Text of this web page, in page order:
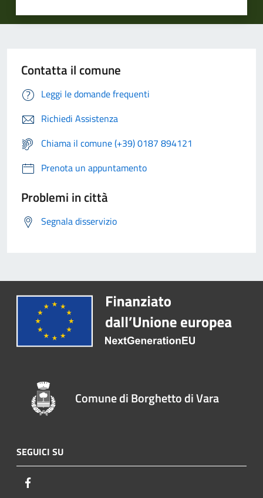
Contatta il comune
Leggi le domande frequenti
Richiedi Assistenza
Chiama il comune (+39) 0187 894121
Prenota un appuntamento
Problemi in città
Segnala disservizio
Comune di Borghetto di Vara
SEGUICI SU